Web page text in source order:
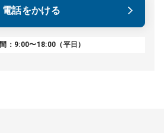
電話をかける
：9:00〜18:00（平日）